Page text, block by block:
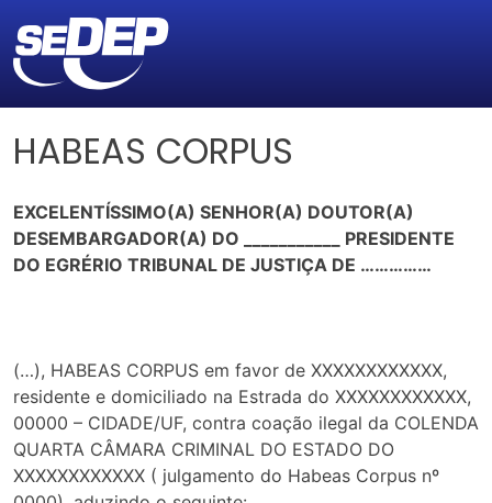
HABEAS CORPUS
EXCELENTÍSSIMO(A) SENHOR(A) DOUTOR(A)
DESEMBARGADOR(A) DO ___________ PRESIDENTE
DO EGRÉRIO TRIBUNAL DE JUSTIÇA DE ……………
(…), HABEAS CORPUS em favor de XXXXXXXXXXXX,
residente e domiciliado na Estrada do XXXXXXXXXXXX,
00000 – CIDADE/UF, contra coação ilegal da COLENDA
QUARTA CÂMARA CRIMINAL DO ESTADO DO
XXXXXXXXXXXX ( julgamento do Habeas Corpus nº